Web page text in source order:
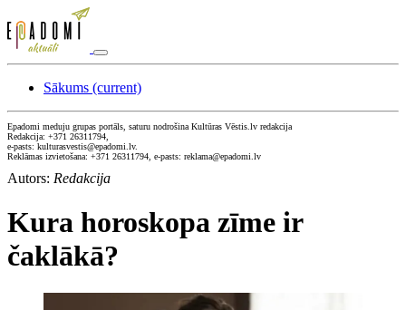
Sākums (current)
Epadomi meduju grupas portāls, saturu nodrošina Kultūras Vēstis.lv redakcija
Redakcija: +371 26311794,
e-pasts: kulturasvestis@epadomi.lv.
Reklāmas izvietošana: +371 26311794, e-pasts: reklama@epadomi.lv
Autors: Redakcija
Kura horoskopa zīme ir
čaklākā?